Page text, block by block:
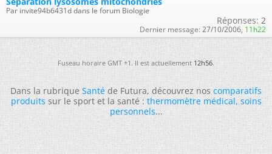
Par invite94b6431d dans le forum Biologie
Réponses: 2
Dernier message: 27/10/2006, 11h22
Fuseau horaire GMT +1. Il est actuellement12h56.
Dans la rubriqueSantéde Futura, découvrez noscomparatifs
produitssur le sport et la santé :thermomètre médical,soins
personnels...